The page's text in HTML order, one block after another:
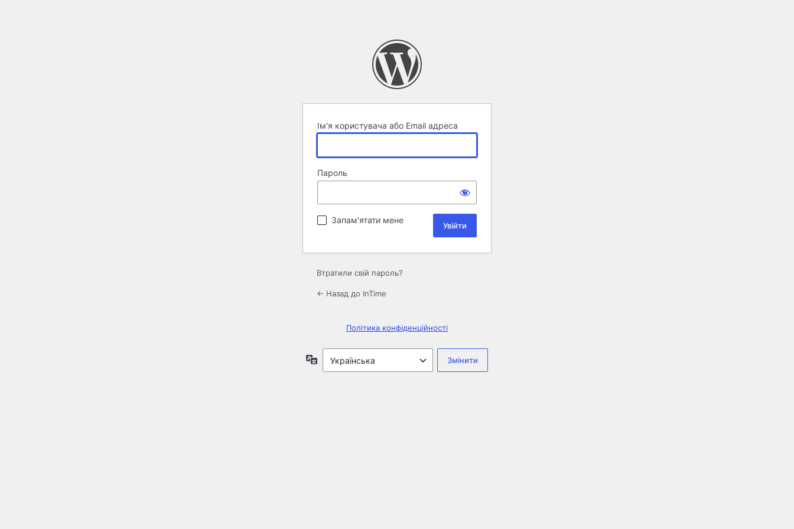
Ім'я користувача або Email адреса
Пароль
Запам'ятати мене
Втратили свій пароль?
← Назад до InTime
Політика конфіденційності
Мова